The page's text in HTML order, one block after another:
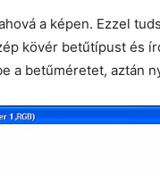
a képen. Ezzel
kövér betűtípust és
a betűméretet, aztán